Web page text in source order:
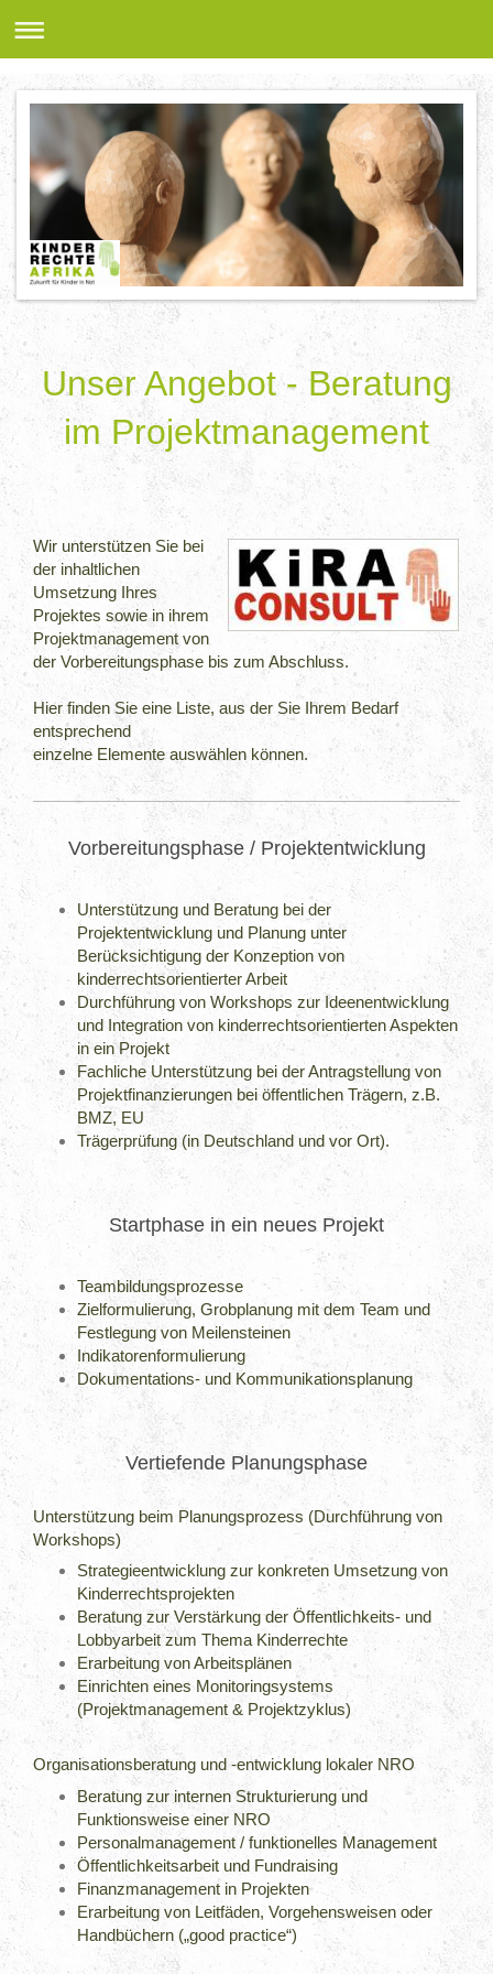
Unser Angebot - Beratung
im Projektmanagement
Wir unterstützen Sie bei
der inhaltlichen
Umsetzung Ihres
Projektes sowie in ihrem
Projektmanagement von
der Vorbereitungsphase bis zum Abschluss.
Hier finden Sie eine Liste, aus der Sie Ihrem Bedarf
entsprechend
einzelne Elemente auswählen können.
Vorbereitungsphase / Projektentwicklung
Unterstützung und Beratung bei der
Projektentwicklung und Planung unter
Berücksichtigung der Konzeption von
kinderrechtsorientierter Arbeit
Durchführung von Workshops zur Ideenentwicklung
und Integration von kinderrechtsorientierten Aspekten
in ein Projekt
Fachliche Unterstützung bei der Antragstellung von
Projektfinanzierungen bei öffentlichen Trägern, z.B.
BMZ, EU
Trägerprüfung (in Deutschland und vor Ort).
Startphase in ein neues Projekt
Teambildungsprozesse
Zielformulierung, Grobplanung mit dem Team und
Festlegung von Meilensteinen
Indikatorenformulierung
Dokumentations- und Kommunikationsplanung
Vertiefende Planungsphase
Unterstützung beim Planungsprozess (Durchführung von
Workshops)
Strategieentwicklung zur konkreten Umsetzung von
Kinderrechtsprojekten
Beratung zur Verstärkung der Öffentlichkeits- und
Lobbyarbeit zum Thema Kinderrechte
Erarbeitung von Arbeitsplänen
Einrichten eines Monitoringsystems
(Projektmanagement & Projektzyklus)
Organisationsberatung und -entwicklung lokaler NRO
Beratung zur internen Strukturierung und
Funktionsweise einer NRO
Personalmanagement / funktionelles Management
Öffentlichkeitsarbeit und Fundraising
Finanzmanagement in Projekten
Erarbeitung von Leitfäden, Vorgehensweisen oder
Handbüchern („good practice“)